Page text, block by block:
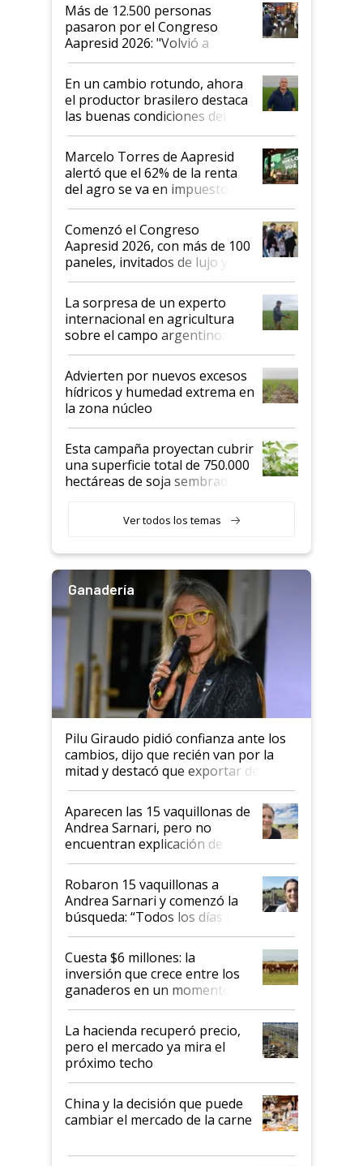
Más de 12.500 personas
pasaron por el Congreso
Aapresid 2026: "Volvió a
demostrar que hablar del
suelo es hablar de todo el
sistema productivo"
En un cambio rotundo, ahora
el productor brasilero destaca
las buenas condiciones del
agro argentino para invertir:
"Los veo más motivados"
Marcelo Torres de Aapresid
alertó que el 62% de la renta
del agro se va en impuestos:
"No es bueno que en
Argentina se sigan discutiendo
las mismas cosas de hace 50
años"
Comenzó el Congreso
Aapresid 2026, con más de 100
paneles, invitados de lujo y
todas las tendencias
La sorpresa de un experto
internacional en agricultura
sobre el campo argentino:
"Estoy muy impresionado"
Advierten por nuevos excesos
hídricos y humedad extrema en
la zona núcleo
Esta campaña proyectan cubrir
una superficie total de 750.000
hectáreas de soja sembradas
variedades que marcan un
salto tecnológico en genética y
Ver todos los temas
Ganadería
Pilu Giraudo pidió confianza ante los
cambios, dijo que recién van por la
mitad y destacó que exportar dejó de
ser "para unos pocos": "Tenemos un
mandato muy claro del gobierno
nacional"
Aparecen las 15 vaquillonas de
Andrea Sarnari, pero no
encuentran explicación de
cómo llegaron allí
Robaron 15 vaquillonas a
Andrea Sarnari y comenzó la
búsqueda: “Todos los días le
toca a algún productor”
Cuesta $6 millones: la
inversión que crece entre los
ganaderos en un momento
histórico para la actividad
La hacienda recuperó precio,
pero el mercado ya mira el
próximo techo
China y la decisión que puede
cambiar el mercado de la carne